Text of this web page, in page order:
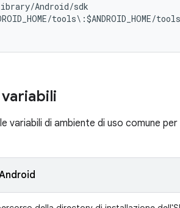
Library/Android/sdk
tools\:$ANDROID_HOME/
variabili di ambiente di uso comune